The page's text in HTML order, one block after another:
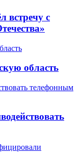
встречу с
область